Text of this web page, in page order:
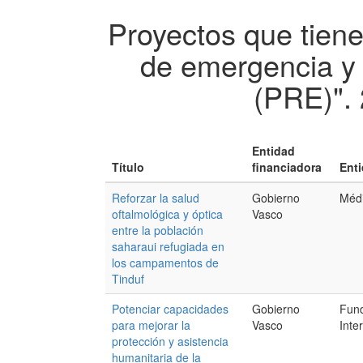
Proyectos que
de emergencia
(PRE)".
Título
Entidad
financiadora
Reforzar la salud
oftalmológica y óptica
entre la población
saharaui refugiada en
los campamentos de
Tinduf
Gobierno
Vasco
Potenciar capacidades
para mejorar la
protección y asistencia
humanitaria de la
Gobierno
Vasco